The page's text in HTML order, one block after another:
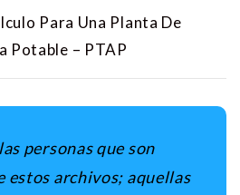
Para Una Planta De
Potable – PTAP
personas que son
estos archivos; aquellas